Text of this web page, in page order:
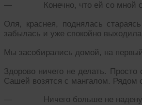
— Конечно, что ей со мной со
Оля, краснея, поднялась
забылась и уже спокойно
Мы засобирались домой, на
Здорово ничего не делать.
Сашей возятся с мангалом. Рядом
— Ничего больше не надену